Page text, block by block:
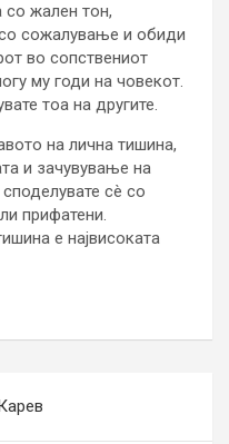
со жален тон,
сожалување и обиди
во сопствениот
му годи на човекот.
тоа на другите.
на лична тишина,
и зачувување на
сè со
прифатени.
е највисоката